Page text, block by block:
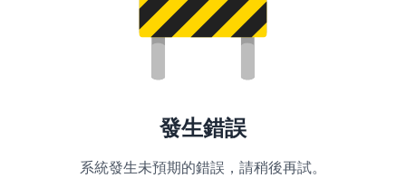
發生錯誤
系統發生未預期的錯誤，請稍後再試。